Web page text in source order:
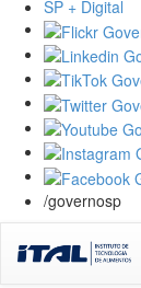
SP + Digital
/governosp
navigation